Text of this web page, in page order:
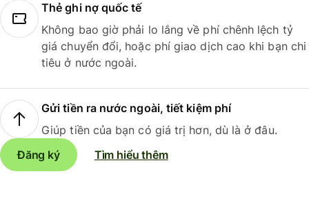
Thẻ ghi nợ quốc tế
Không bao giờ phải lo lắng về phí chênh lệch tỷ
giá chuyển đổi, hoặc phí giao dịch cao khi bạn chi
tiêu ở nước ngoài.
Gửi tiền ra nước ngoài, tiết kiệm phí
Giúp tiền của bạn có giá trị hơn, dù là ở đâu.
Đăng ký
Tìm hiểu thêm